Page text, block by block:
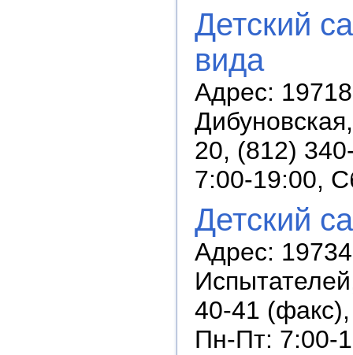
Детский
вида
Адрес:
20, (812)
7:00-19:00,
Детский
Адрес:
40-41
Пн-Пт: 7:00-